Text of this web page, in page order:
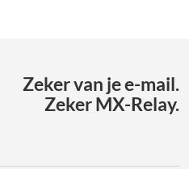
Zeker van je e-mail.
Zeker MX-Relay.